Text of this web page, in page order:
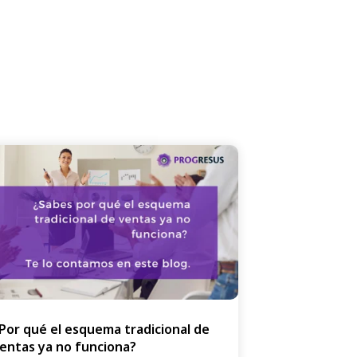
qué el esquema tradicional de
ya no funciona?